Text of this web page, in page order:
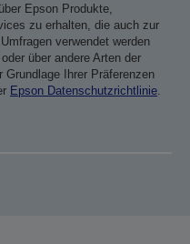
Epson Produkte,
zu erhalten, die auch zur
verwendet werden
über andere Arten der
Ihrer Präferenzen
Epson Datenschutzrichtlinie